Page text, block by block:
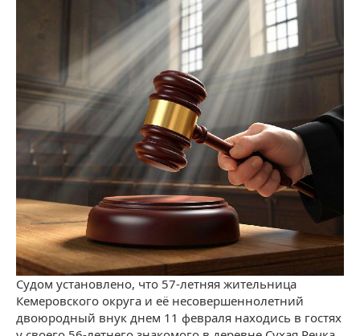
Судом установлено, что 57-летняя жительница
Кемеровского округа и её несовершеннолетний
двоюродный внук днем 11 февраля находись в гостях